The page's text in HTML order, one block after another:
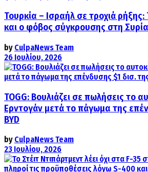
Τουρκία – Ισραήλ σε τροχιά
και ο φόβος σύγκρουσης στη Συρία
by CulpaNews Team
26 Ιουλίου, 2026
TOGG: Βουλιάζει σε πωλήσεις το
Ερντογάν μετά το πάγωμα της
BYD
by CulpaNews Team
23 Ιουλίου, 2026